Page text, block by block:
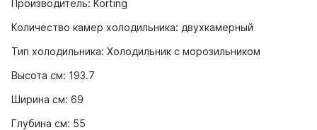
Производитель: Korting
Количество камер холодильника: двухкамерный
Тип холодильника: Холодильник с морозильником
Высота см: 193.7
Ширина см: 69
Глубина см: 55